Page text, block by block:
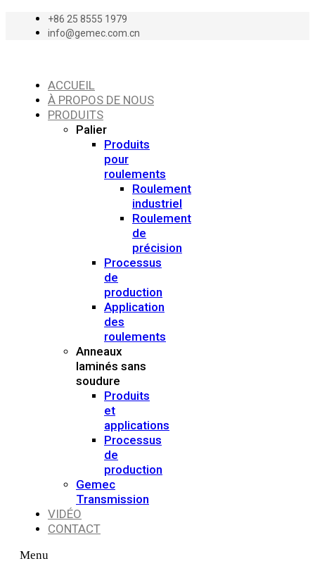
+86 25 8555 1979
info@gemec.com.cn
ACCUEIL
À PROPOS DE NOUS
PRODUITS
Palier
Produits
pour
roulements
Roulement
industriel
Roulement
de
précision
Processus
de
production
Application
des
roulements
Anneaux
laminés sans
soudure
Produits
et
applications
Processus
de
production
Gemec
Transmission
VIDÉO
CONTACT
Menu